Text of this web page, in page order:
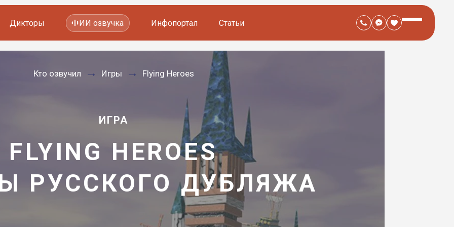
Мультфильмов
Дикторы ИИ озвучка Инфопортал Статьи
Кто озвучил Игры Flying Heroes
ИГРА
FLYING HEROES
—
РУССКОГО ДУБЛЯЖА